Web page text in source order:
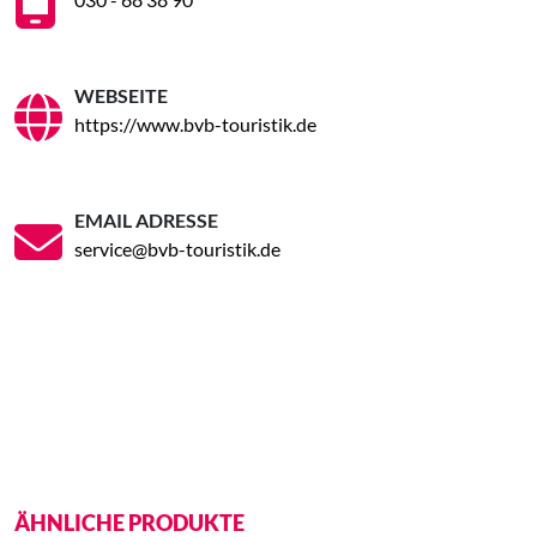
WEBSEITE
https://www.bvb-touristik.de
EMAIL ADRESSE
service@bvb-touristik.de
ÄHNLICHE PRODUKTE